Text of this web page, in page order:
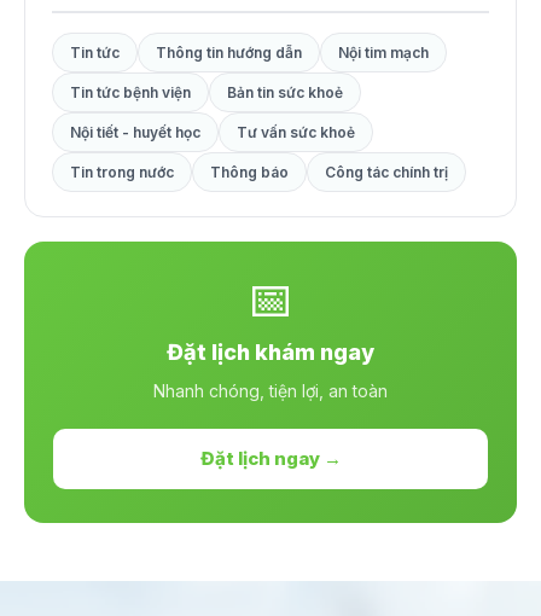
Tin tức Thông tin hướng dẫn Nội tim mạch
Tin tức bệnh viện Bản tin sức khoẻ
Nội tiết - huyết học Tư vấn sức khoẻ
Tin trong nước Thông báo Công tác chính trị
📅
Đặt lịch khám ngay
Nhanh chóng, tiện lợi, an toàn
Đặt lịch ngay →